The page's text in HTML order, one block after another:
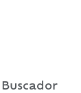
Buscador